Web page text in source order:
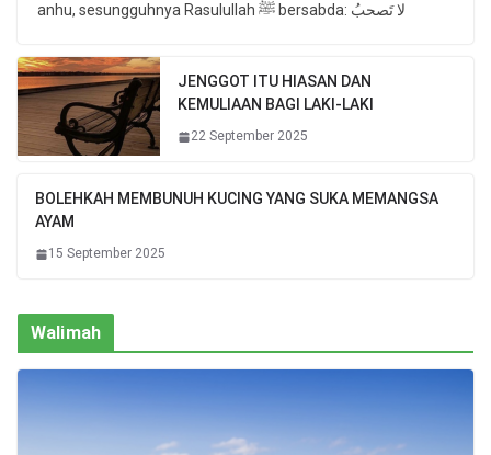
anhu, sesungguhnya Rasulullah ﷺ bersabda: لا تَصحبُ
JENGGOT ITU HIASAN DAN
KEMULIAAN BAGI LAKI-LAKI
22 September 2025
BOLEHKAH MEMBUNUH KUCING YANG SUKA MEMANGSA
AYAM
15 September 2025
Walimah